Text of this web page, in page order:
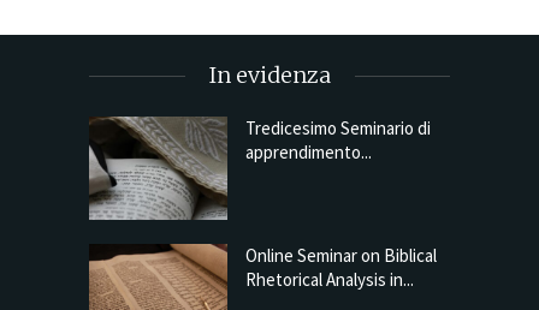
In evidenza
Tredicesimo Seminario di
apprendimento...
Online Seminar on Biblical
Rhetorical Analysis in...